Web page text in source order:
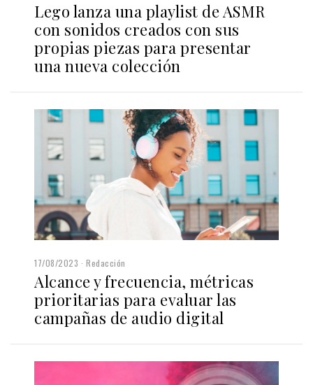
Lego lanza una playlist de ASMR
con sonidos creados con sus
propias piezas para presentar
una nueva colección
17/08/2023 Redacción
Alcance y frecuencia, métricas
prioritarias para evaluar las
campañas de audio digital